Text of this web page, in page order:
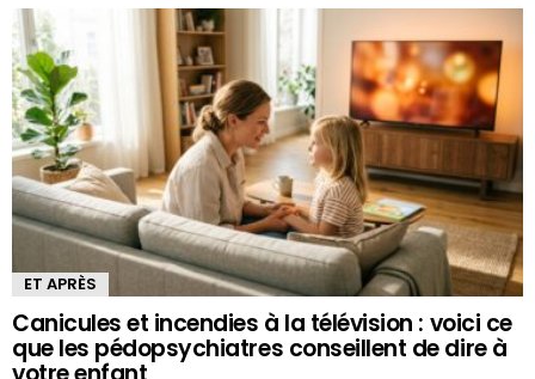
ET APRÈS
Canicules et incendies à la télévision : voici ce
que les pédopsychiatres conseillent de dire à